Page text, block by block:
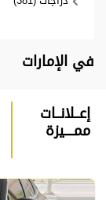
في الإمارات
إعــلانــات
ممــــيزة